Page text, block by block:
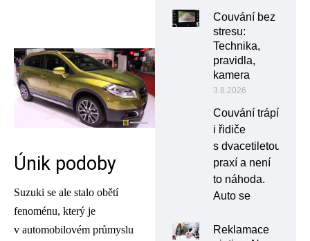
Únik podoby
Suzuki se ale stalo obětí
fenoménu, který je
v automobilovém průmyslu
Couvání bez
stresu:
Technika,
pravidla,
kamera
3.8.2026
Couvání trápí
i řidiče
s dvacetiletou
praxí a není
to náhoda.
Auto se
Reklamace